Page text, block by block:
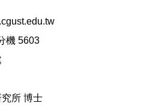
機 5603
所 博士